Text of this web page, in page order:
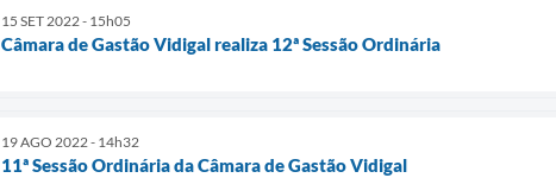
15 SET 2022 - 15h05
Câmara de Gastão Vidigal realiza 12ª Sessão Ordinária
19 AGO 2022 - 14h32
11ª Sessão Ordinária da Câmara de Gastão Vidigal